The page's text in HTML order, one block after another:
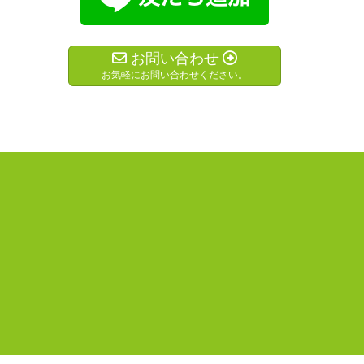
お問い合わせ
お気軽にお問い合わせください。